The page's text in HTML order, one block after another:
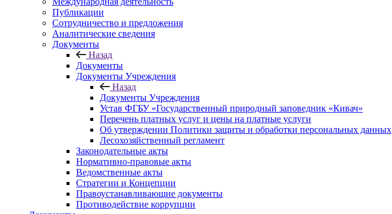
Публикации
Сотрудничество и предложения
Аналитические сведения
Документы
Назад
Документы
Документы Учреждения
Назад
Документы Учреждения
Устав ФГБУ «Государственный природный заповедник «Кивач»
Перечень платных услуг и цены на платные услуги
Об утверждении Политики защиты и обработки персональных данных
Лесохозяйственный регламент
Законодательные акты
Нормативно-правовые акты
Ведомственные акты
Стратегии и Концепции
Правоустанавливающие документы
Противодействие коррупции